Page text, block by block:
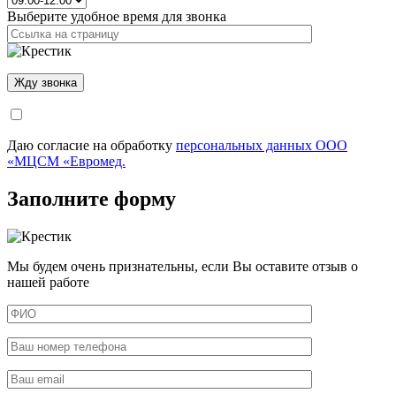
Выберите удобное время для звонка
Даю согласие на обработку персональных данных ООО
«МЦСМ «Евромед.
Заполните форму
Мы будем очень признательны, если Вы оставите отзыв о
нашей работе